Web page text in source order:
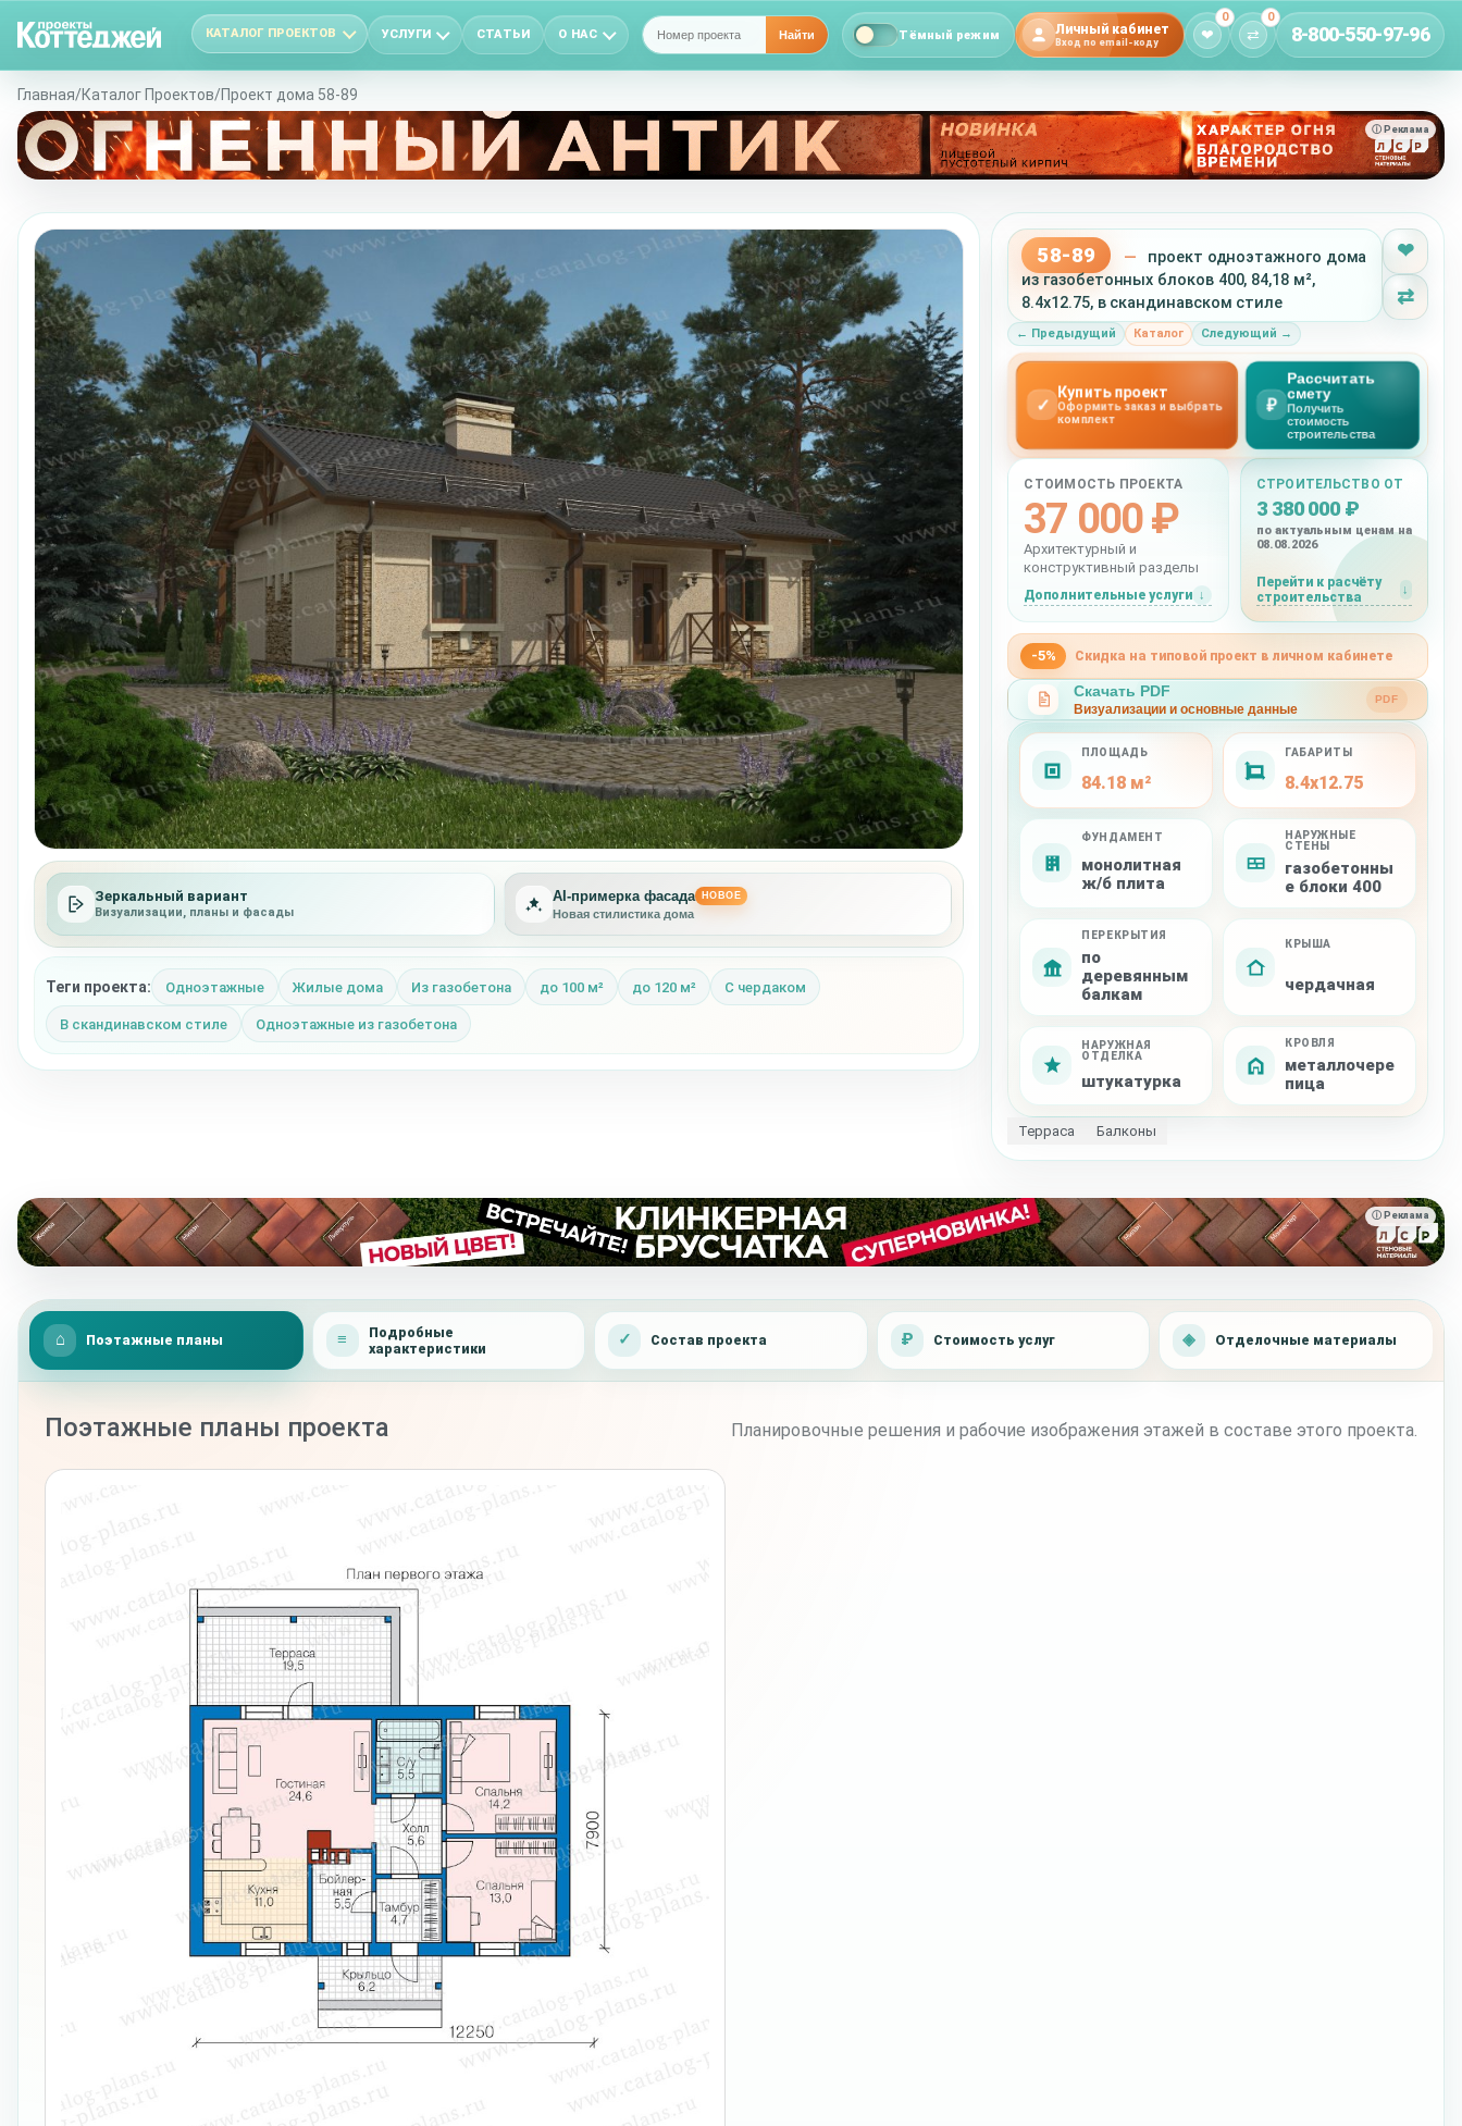
КАТАЛОГ ПРОЕКТОВ УСЛУГИ СТАТЬИ О НАС Найти Тёмный режим Личный кабинет
Вход по email-коду ❤
0
⇄
0
8-800-550-97-96
Главная/Каталог Проектов/Проект дома 58-89
ⓘ Реклама
Зеркальный вариант
Визуализации, планы и фасады
AI-примерка фасада НОВОЕ
Новая стилистика дома
Теги проекта: Одноэтажные Жилые дома Из газобетона до 100 м² до 120 м² С чердаком
В скандинавском стиле Одноэтажные из газобетона
58-89 —
проект одноэтажного дома
из газобетонных блоков 400, 84,18 м²,
8.4x12.75, в скандинавском стиле
← Предыдущий Каталог Следующий →
❤
⇄
ПЛОЩАДЬ
84.18 м²
ГАБАРИТЫ
8.4x12.75
ФУНДАМЕНТ
монолитная
ж/б плита
НАРУЖНЫЕ
СТЕНЫ
газобетонны
е блоки 400
ПЕРЕКРЫТИЯ
по
деревянным
балкам
КРЫША
чердачная
НАРУЖНАЯ
ОТДЕЛКА
штукатурка
КРОВЛЯ
металлочере
пица
Терраса Балконы
СТОИМОСТЬ ПРОЕКТА
37 000 ₽
Архитектурный и
конструктивный разделы
Дополнительные услуги
СТРОИТЕЛЬСТВО ОТ
3 380 000 ₽
по актуальным ценам на
08.08.2026
Перейти к расчёту
строительства
-5% Скидка на типовой проект в личном кабинете
✓
Купить проект
Оформить заказ и выбрать
комплект
₽
Рассчитать
смету
Получить
стоимость
строительства
Скачать PDF
Визуализации и основные данные
PDF
ⓘ Реклама
Поэтажные планы
Подробные
характеристики
Состав проекта Стоимость услуг Отделочные материалы
Поэтажные планы проекта Планировочные решения и рабочие изображения этажей в составе этого проекта.